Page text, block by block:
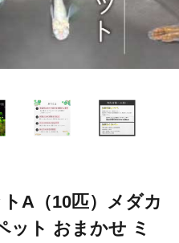
A（10匹）メダカ
ット おまかせ ミ